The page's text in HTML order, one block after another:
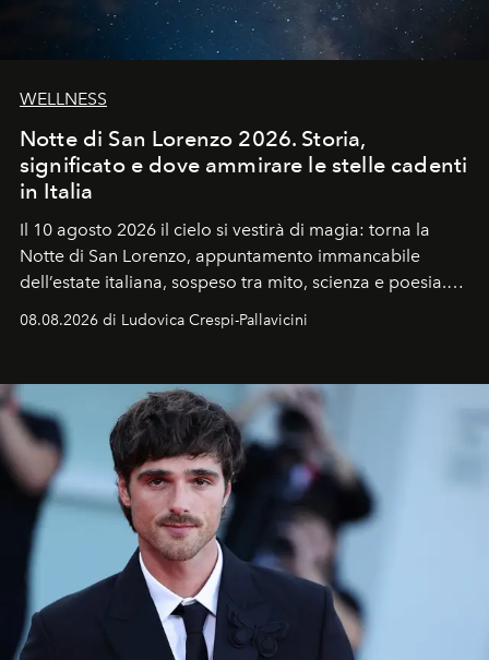
WELLNESS
Notte di San Lorenzo 2026. Storia,
significato e dove ammirare le stelle cadenti
in Italia
Il 10 agosto 2026 il cielo si vestirà di magia: torna la
Notte di San Lorenzo, appuntamento immancabile
dell’estate italiana, sospeso tra mito, scienza e poesia.
celeste per seguire il passaggio delle
all’universo i desideri più segreti
08.08.2026 di Ludovica Crespi-Pallavicini